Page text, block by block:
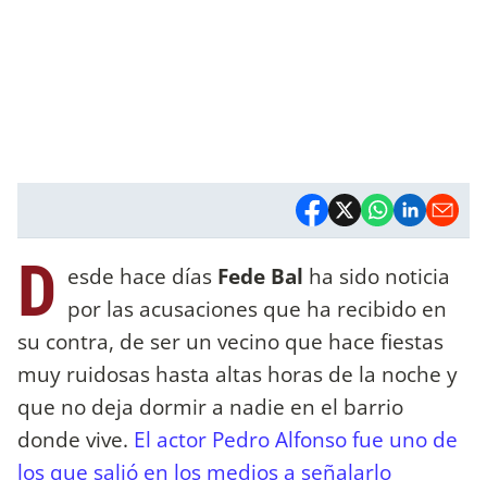
D esde hace días Fede Bal ha sido noticia
por las acusaciones que ha recibido en
su contra, de ser un vecino que hace fiestas
muy ruidosas hasta altas horas de la noche y
que no deja dormir a nadie en el barrio
donde vive. El actor Pedro Alfonso fue uno de
los que salió en los medios a señalarlo